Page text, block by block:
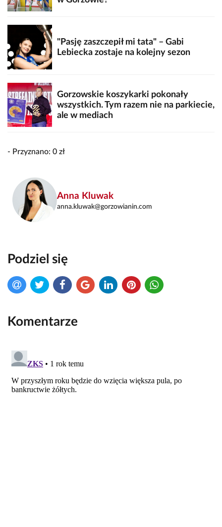
"Pasję zaszczepił mi tata" – Gabi
Lebiecka zostaje na kolejny sezon
Gorzowskie koszykarki pokonały
wszystkich. Tym razem nie na parkiecie,
ale w mediach
- Przyznano: 0 zł
Anna Kluwak
anna.kluwak@gorzowianin.com
Podziel się
Komentarze